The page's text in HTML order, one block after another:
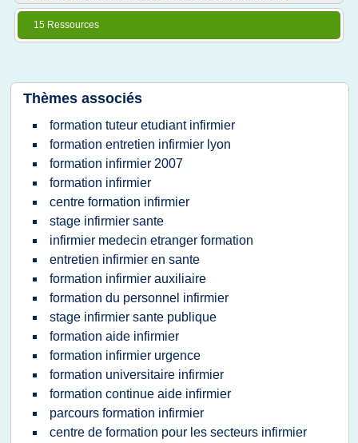
15 Ressources
Thèmes associés
formation tuteur etudiant infirmier
formation entretien infirmier lyon
formation infirmier 2007
formation infirmier
centre formation infirmier
stage infirmier sante
infirmier medecin etranger formation
entretien infirmier en sante
formation infirmier auxiliaire
formation du personnel infirmier
stage infirmier sante publique
formation aide infirmier
formation infirmier urgence
formation universitaire infirmier
formation continue aide infirmier
parcours formation infirmier
centre de formation pour les secteurs infirmier